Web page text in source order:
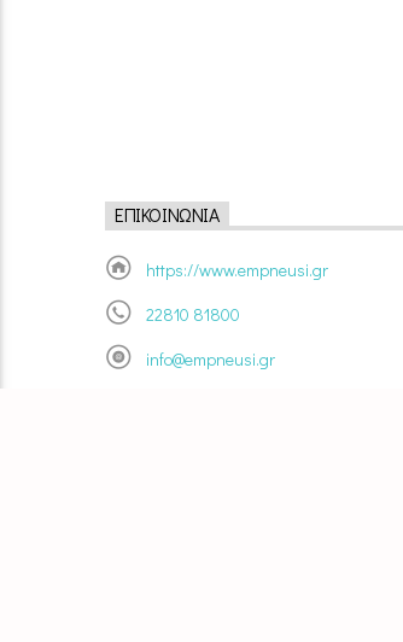
ΕΠΙΚΟΙΝΩΝΊΑ
https://www.empneusi.gr
22810 81800
info@empneusi.gr